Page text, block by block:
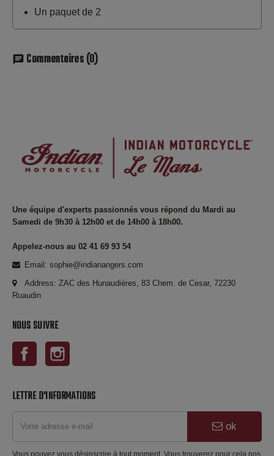
Un paquet de 2
chat Commentaires(0)
Une équipe d'experts passionnés vous répond du Mardi au
Samedi de 9h30 à 12h00 et de 14h00 à 18h00.
Appelez-nous au 02 41 69 93 54
Email: sophie@indianangers.com
Address: ZAC des Hunaudières, 83 Chem. de Cesar, 72230
Ruaudin
NOUS SUIVRE
Facebook
LETTRE D'INFORMATIONS
ok
Vous pouvez vous désinscrire à tout moment. Vous trouverez pour cela nos